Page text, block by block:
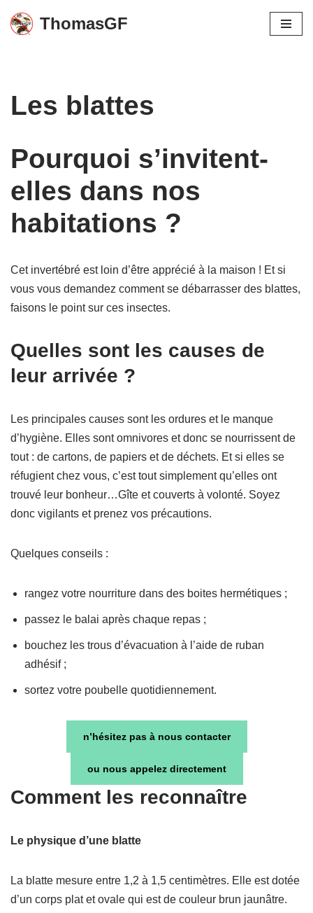
Aller
ThomasGF
Les blattes
Pourquoi s’invitent-
elles dans nos
habitations ?
Cet invertébré est loin d’être apprécié à la maison ! Et si
vous vous demandez comment se débarrasser des blattes,
faisons le point sur ces insectes.
Quelles sont les causes de
leur arrivée ?
Les principales causes sont les ordures et le manque
d’hygiène. Elles sont omnivores et donc se nourrissent de
tout : de cartons, de papiers et de déchets. Et si elles se
réfugient chez vous, c’est tout simplement qu’elles ont
trouvé leur bonheur…Gîte et couverts à volonté. Soyez
donc vigilants et prenez vos précautions.
Quelques conseils :
rangez votre nourriture dans des boites hermétiques ;
passez le balai après chaque repas ;
bouchez les trous d’évacuation à l’aide de ruban
adhésif ;
sortez votre poubelle quotidiennement.
n’hésitez pas à nous contacter
ou nous appelez directement
Comment les reconnaître
Le physique d’une blatte
La blatte mesure entre 1,2 à 1,5 centimètres. Elle est dotée
d’un corps plat et ovale qui est de couleur brun jaunâtre.